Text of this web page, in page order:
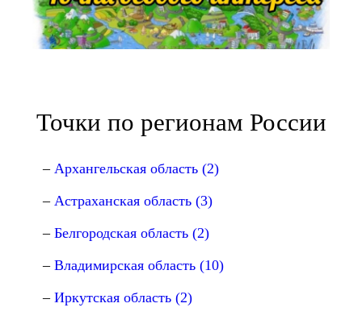
Точки по регионам России
Архангельская область (2)
Астраханская область (3)
Белгородская область (2)
Владимирская область (10)
Иркутская область (2)